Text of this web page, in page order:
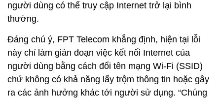
người dùng có thể truy cập Internet trở lại bình
thường.
Đáng chú ý, FPT Telecom khẳng định, hiện tại lỗi
này chỉ làm gián đoạn việc kết nối Internet của
người dùng bằng cách đổi tên mạng Wi-Fi (SSID)
chứ không có khả năng lấy trộm thông tin hoặc gây
ra các ảnh hưởng khác tới người sử dụng. “Chúng